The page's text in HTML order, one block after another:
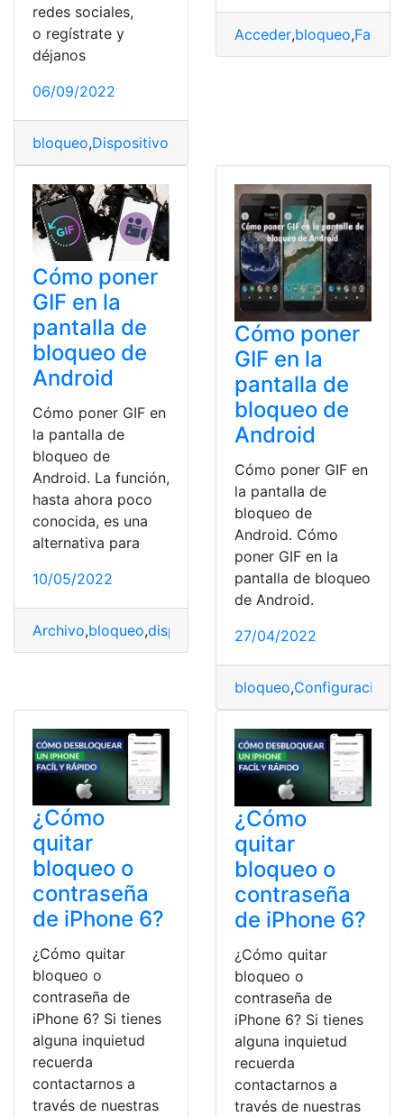
redes sociales,
o regístrate y
déjanos
06/09/2022
bloqueo,Dispositivos
Acceder,bloqueo,
Cómo poner
GIF en la
pantalla de
bloqueo de
Android
Cómo poner GIF en
la pantalla de
bloqueo de
Android. La función,
hasta ahora poco
conocida, es una
alternativa para
10/05/2022
Archivo,bloqueo,dispositivo Pantalla,Redes sociales
Cómo poner
GIF en la
pantalla de
bloqueo de
Android
Cómo poner GIF en
la pantalla de
bloqueo de
Android. Cómo
poner GIF en la
pantalla de bloqueo
de Android.
27/04/2022
bloqueo,Configuración
¿Cómo
quitar
bloqueo o
contraseña
de iPhone 6?
¿Cómo quitar
bloqueo o
contraseña de
iPhone 6? Si tienes
alguna inquietud
recuerda
contactarnos a
través de nuestras
¿Cómo
quitar
bloqueo o
contraseña
de iPhone 6?
¿Cómo quitar
bloqueo o
contraseña de
iPhone 6? Si tienes
alguna inquietud
recuerda
contactarnos a
través de nuestras